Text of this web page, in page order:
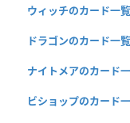
ウィッチのカード一覧
ドラゴンのカード一覧
ナイトメアのカード
ビショップのカード